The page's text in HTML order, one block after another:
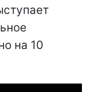
на 10